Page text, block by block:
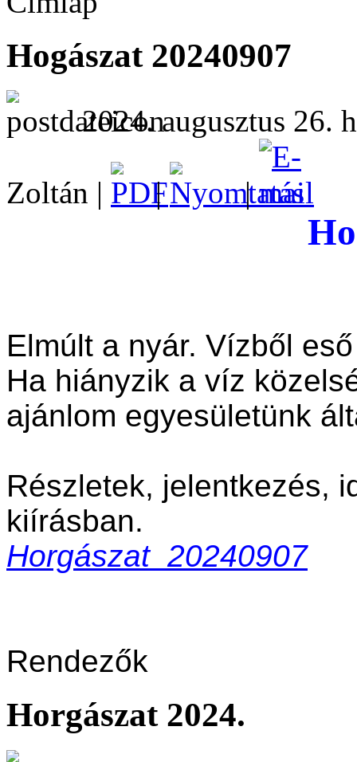
Hogászat 20240907
2024. augusztus 26.
Zoltán | | |
Elmúlt a nyár. Vízből
Ha hiányzik a víz
ajánlom egyesületünk
Részletek, jelentkezés,
kiírásban.
Horgászat_20240907
Rendezők
Horgászat 2024.